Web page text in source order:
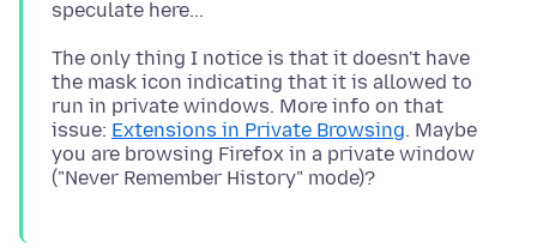
The only thing I notice is that it doesn't have
the mask icon indicating that it is allowed to
run in private windows. More info on that
issue: Extensions in Private Browsing. Maybe
you are browsing Firefox in a private window